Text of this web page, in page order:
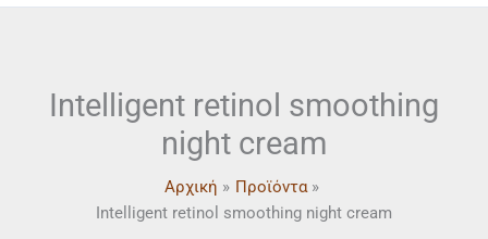
Intelligent retinol smoothing
night cream
Αρχική
Προϊόντα
Intelligent retinol smoothing night cream